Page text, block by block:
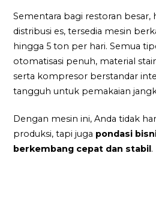
Sementara bagi restoran besar,
distribusi es, tersedia mesin
hingga 5 ton per hari. Semua
otomatisasi penuh, material
serta kompresor berstandar
tangguh untuk pemakaian
Dengan mesin ini, Anda tidak
produksi, tapi juga pondasi
berkembang cepat dan stabil .